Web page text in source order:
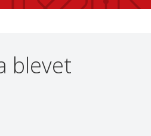
blevet